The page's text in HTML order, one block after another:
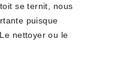
se ternit, nous
puisque
nettoyer ou le